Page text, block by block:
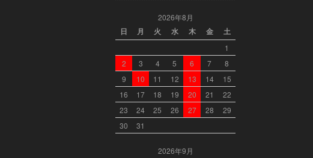
2026年8月
日 月 火 水 木 金 土
1
2
3 4 5 6 7
8
9
10 11 12 13 14
15
16
17 18 19 20 21
22
23
24 25 26 27 28
29
30
31
2026年9月